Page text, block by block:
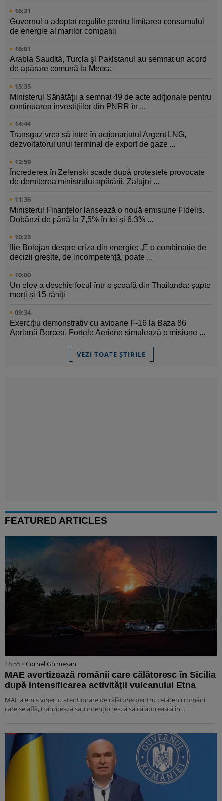
16:21
Guvernul a adoptat regulile pentru limitarea consumului
de energie al marilor companii
16:01
Arabia Saudită, Turcia şi Pakistanul au semnat un acord
de apărare comună la Mecca
15:35
Ministerul Sănătăţii a semnat 49 de acte adiţionale pentru
continuarea investiţiilor din PNRR în ...
14:44
Transgaz vrea să intre în acţionariatul Argent LNG,
dezvoltatorul unui terminal de export de gaze ...
12:59
Încrederea în Zelenski scade după protestele provocate
de demiterea ministrului apărării. Zalujni ...
11:36
Ministerul Finanțelor lansează o nouă emisiune Fidelis.
Dobânzi de până la 7,5% în lei și 6,3% ...
10:23
Ilie Bolojan despre criza din energie: „E o combinație de
decizii greșite, de incompetență, poate ...
10:00
Un elev a deschis focul într-o școală din Thailanda: șapte
morți și 15 răniți
09:34
Exercițiu demonstrativ cu avioane F-16 la Baza 86
Aeriană Borcea. Forțele Aeriene simulează o misiune ...
VEZI TOATE ȘTIRILE
FEATURED ARTICLES
16:55 • Cornel Ghimeșan
MAE avertizează românii care călătoresc în Sicilia
după intensificarea activității vulcanului Etna
MAE a emis vineri o atenționare de călătorie pentru cetățenii români
care se află, tranzitează sau intenționează să călătorească în…